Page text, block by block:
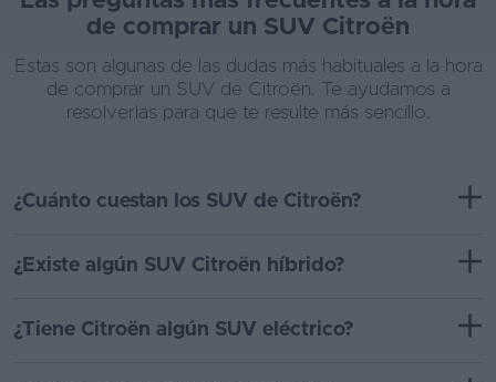
de comprar un SUV Citroën
Estas son algunas de las dudas más habituales a la hora
de comprar un SUV de Citroën. Te ayudamos a
resolverlas para que te resulte más sencillo.
¿Cuánto cuestan los SUV de Citroën?
¿Existe algún SUV Citroën híbrido?
¿Tiene Citroën algún SUV eléctrico?